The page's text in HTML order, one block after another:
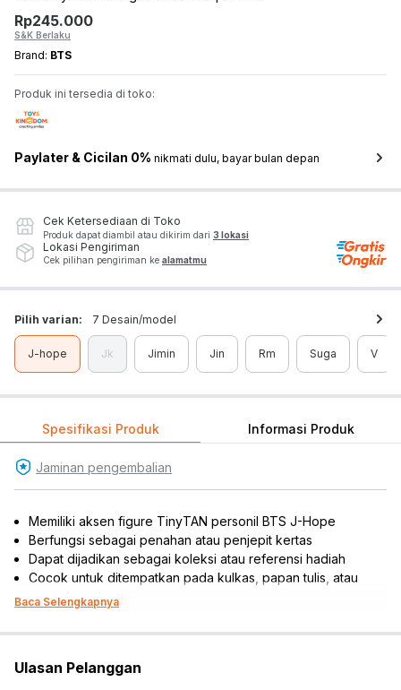
Rp245.000
S&K Berlaku
Brand: BTS
Produk ini tersedia di toko:
Paylater & Cicilan 0% nikmati dulu, bayar bulan depan
Cek Ketersediaan di Toko
Produk dapat diambil atau dikirim dari 3 lokasi
Lokasi Pengiriman
Cek pilihan pengiriman ke alamatmu
Pilih varian: 7 Desain/model
J-hope Jk Jimin Jin Rm Suga V
Spesifikasi Produk Informasi Produk
Jaminan pengembalian
Memiliki aksen figure TinyTAN personil BTS J-Hope
Berfungsi sebagai penahan atau penjepit kertas
Dapat dijadikan sebagai koleksi atau referensi hadiah
Cocok untuk ditempatkan pada kulkas, papan tulis, atau
permukaan besi
Material: polyester
Baca Selengkapnya
Ulasan Pelanggan